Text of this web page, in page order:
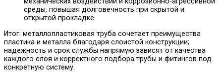
среды, повышая долговечность при скрытой и
открытой прокладке.
Итог: металлопластиковая труба сочетает преимущества
пластика и металла благодаря слоистой конструкции;
надежность и срок службы напрямую зависят от качества
каждого слоя и корректного подбора трубы и фитингов под
конкретную систему.